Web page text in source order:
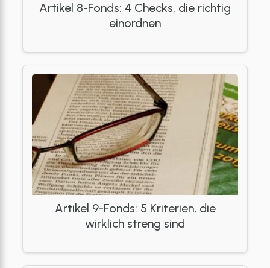
Artikel 8-Fonds: 4 Checks, die richtig
einordnen
Artikel 9-Fonds: 5 Kriterien, die
wirklich streng sind